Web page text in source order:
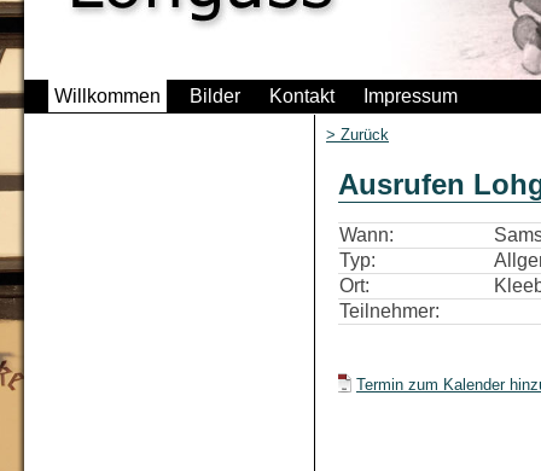
Willkommen Bilder Kontakt Impressum
> Zurück
Ausrufen
Wann:
Typ:
Ort:
Teilnehmer:
Termin zum Kalender